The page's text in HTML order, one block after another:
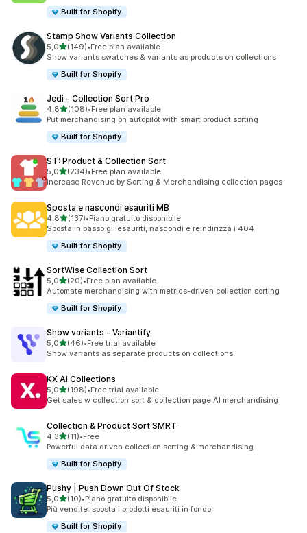
Built for Shopify
Stamp Show Variants Collection
5,0stelle su 5
(149)
149 recensioni totali
•Free plan available
Show variants swatches & variants as products on collections
Built for Shopify
Jedi ‑ Collection Sort Pro
4,8stelle su 5
(108)
108 recensioni totali
•Free plan available
Put merchandising on autopilot with smart product sorting
Built for Shopify
ST: Product & Collection Sort
5,0stelle su 5
(234)
234 recensioni totali
•Free plan available
Increase Revenue by Sorting & Merchandising collection pages
Sposta e nascondi esauriti MB
4,8stelle su 5
(137)
137 recensioni totali
•Piano gratuito disponibile
Sposta in basso gli esauriti, nascondi e reindirizza i 404
Built for Shopify
SortWise Collection Sort
5,0stelle su 5
(20)
20 recensioni totali
•Free plan available
Automate merchandising with metrics-driven collection sorting
Built for Shopify
Show variants ‑ Variantify
5,0stelle su 5
(46)
46 recensioni totali
•Free trial available
Show variants as separate products on collections.
KX AI Collections
5,0stelle su 5
(198)
198 recensioni totali
•Free trial available
Get sales w collection sort & collection page AI merchandising
Collection & Product Sort SMRT
4,3stelle su 5
(11)
11 recensioni totali
•Free
Powerful data driven collection sorting & merchandising
Built for Shopify
Pushy | Push Down Out Of Stock
5,0stelle su 5
(10)
10 recensioni totali
•Piano gratuito disponibile
Più vendite: sposta i prodotti esauriti in fondo
Built for Shopify